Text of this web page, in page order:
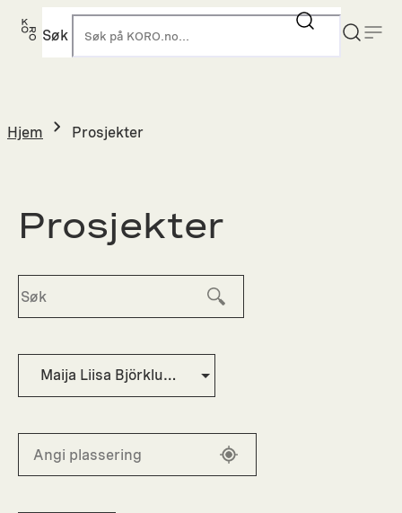
Hopp
Søk
Hjem Prosjekter
Prosjekter
Maija Liisa Björklund